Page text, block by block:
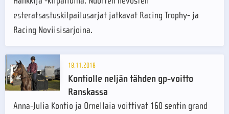
esteratsastuskilpailusarjat jatkavat Racing Trophy- ja
Racing Noviisisarjoina.
18.11.2018
Kontiolle neljän tähden gp-voitto
Ranskassa
Anna-Julia Kontio ja Ornellaia voittivat 160 sentin grand